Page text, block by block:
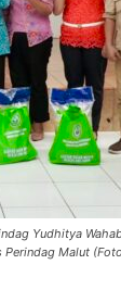
Yudhitya
Perindag Malut